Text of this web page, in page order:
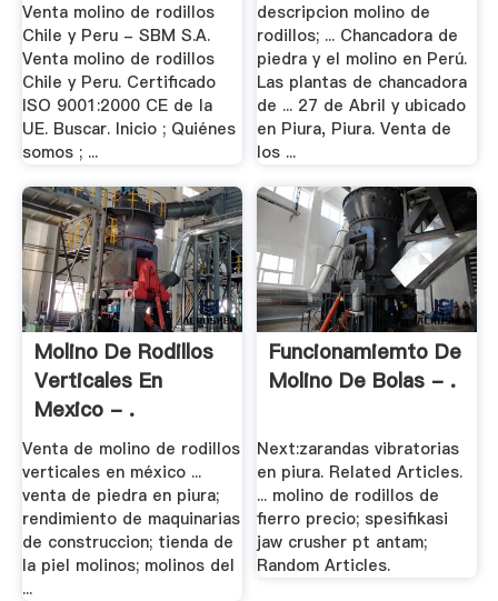
Venta molino de rodillos
Chile y Peru - SBM S.A.
Venta molino de rodillos
Chile y Peru. Certificado
ISO 9001:2000 CE de la
UE. Buscar. Inicio ; Quiénes
somos ; ...
descripcion molino de
rodillos; ... Chancadora de
piedra y el molino en Perú.
Las plantas de chancadora
de ... 27 de Abril y ubicado
en Piura, Piura. Venta de
los ...
Molino De Rodillos
Verticales En
Mexico - .
Venta de molino de rodillos
verticales en méxico ...
venta de piedra en piura;
rendimiento de maquinarias
de construccion; tienda de
la piel molinos; molinos del
...
Funcionamiemto De
Molino De Bolas - .
Next:zarandas vibratorias
en piura. Related Articles.
... molino de rodillos de
fierro precio; spesifikasi
jaw crusher pt antam;
Random Articles.